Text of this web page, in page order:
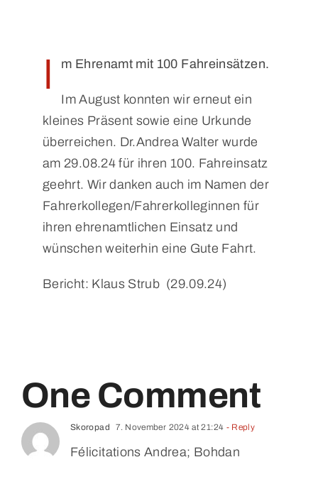
I m Ehrenamt mit 100 Fahreinsätzen.
Im August konnten wir erneut ein
kleines Präsent sowie eine Urkunde
überreichen. Dr.Andrea Walter wurde
am 29.08.24 für ihren 100. Fahreinsatz
geehrt. Wir danken auch im Namen der
Fahrerkollegen/Fahrerkolleginnen für
ihren ehrenamtlichen Einsatz und
wünschen weiterhin eine Gute Fahrt.
Bericht: Klaus Strub (29.09.24)
One Comment
Skoropad 7. November 2024 at 21:24 - Reply
Félicitations Andrea; Bohdan